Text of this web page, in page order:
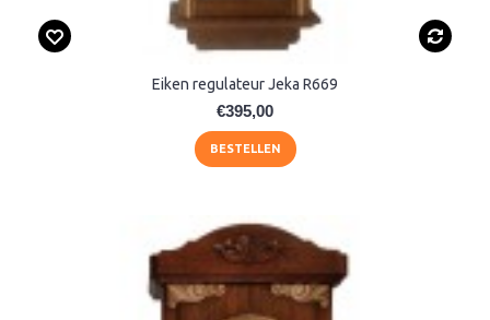
Eiken regulateur Jeka R669
€395,00
BESTELLEN